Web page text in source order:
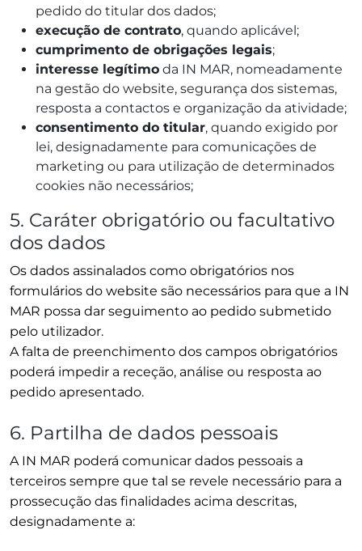
pedido do titular dos dados;
execução de contrato, quando aplicável;
cumprimento de obrigações legais;
interesse legítimo da IN MAR, nomeadamente
na gestão do website, segurança dos sistemas,
resposta a contactos e organização da atividade;
consentimento do titular, quando exigido por
lei, designadamente para comunicações de
marketing ou para utilização de determinados
cookies não necessários;
5. Caráter obrigatório ou facultativo
dos dados
Os dados assinalados como obrigatórios nos
formulários do website são necessários para que a IN
MAR possa dar seguimento ao pedido submetido
pelo utilizador.
A falta de preenchimento dos campos obrigatórios
poderá impedir a receção, análise ou resposta ao
pedido apresentado.
6. Partilha de dados pessoais
A IN MAR poderá comunicar dados pessoais a
terceiros sempre que tal se revele necessário para a
prossecução das finalidades acima descritas,
designadamente a: